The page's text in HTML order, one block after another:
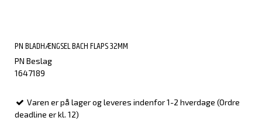
PN BLADHÆNGSEL BACH FLAPS 32MM
PN Beslag
1647189
Varen er på lager og leveres indenfor 1-2 hverdage (Ordre
deadline er kl. 12)